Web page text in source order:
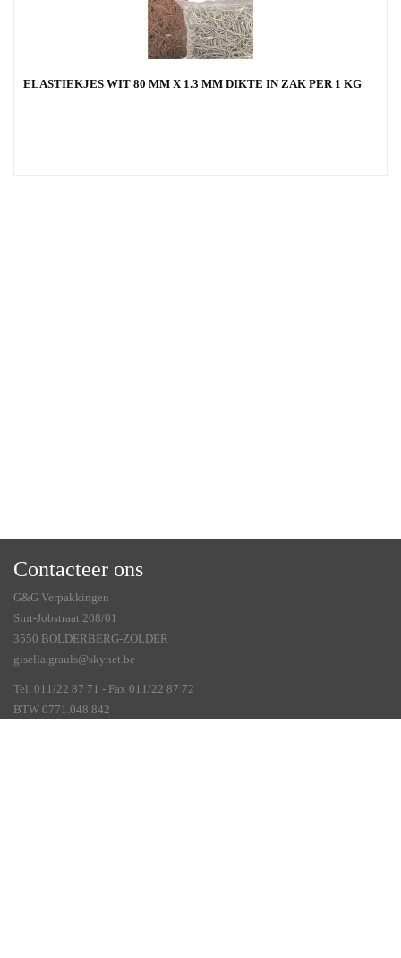
ELASTIEKJES WIT 80 MM X 1.3 MM DIKTE IN ZAK PER 1 KG
Contacteer ons
G&G Verpakkingen
Sint-Jobstraat 208/01
3550 BOLDERBERG-ZOLDER
gisella.grauls@skynet.be
Tel. 011/22 87 71 - Fax 011/22 87 72
BTW 0771.048.842